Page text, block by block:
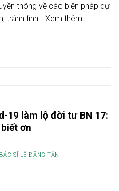
thông về các biện pháp dự
tránh tình… Xem thêm
19 làm lộ đời tư BN 17:
ơn
BÁC SĨ LÊ ĐĂNG TÂN